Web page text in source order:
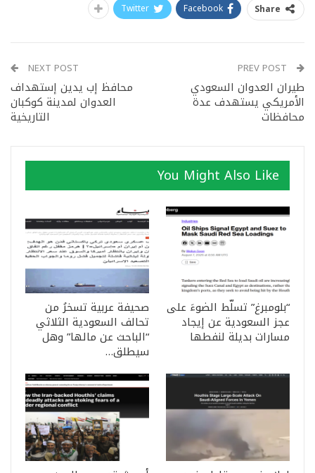
Share
Facebook
Twitter
طيران العدوان السعودي
الأمريكي يستهدف عدة
محافظات
NEXT POST
محافظ إب يدين إستهداف
العدوان لمدينة كوكبان
التاريخية
You Might Also Like
“بلومبرغ” تسلّط الضوءَ على
عجز السعودية عن إيجاد
مسارات بديلة لنفطها
صحيفة عربية تسخرُ من
تحالف السعودية الثلاثي
“الباحث عن مالها” وهل
سيطلق…